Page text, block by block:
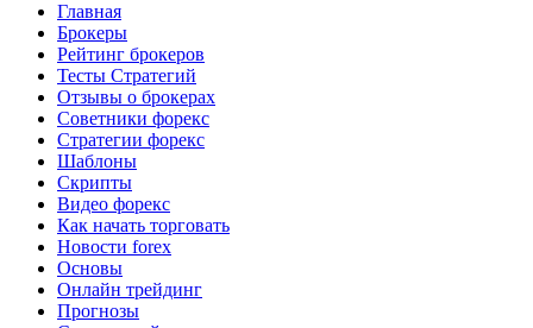
Главная
Брокеры
Рейтинг брокеров
Тесты Стратегий
Отзывы о брокерах
Советники форекс
Стратегии форекс
Шаблоны
Скрипты
Видео форекс
Как начать торговать
Новости forex
Основы
Онлайн трейдинг
Прогнозы